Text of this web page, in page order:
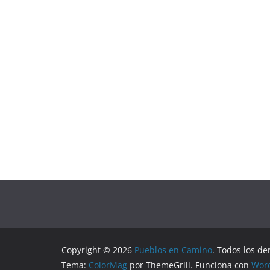
Copyright © 2026 Pueblos en Camino. Todos los
Tema: ColorMag por ThemeGrill. Funciona con